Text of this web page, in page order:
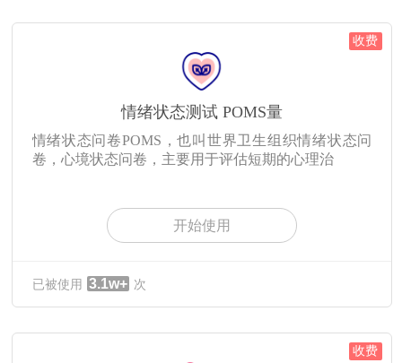
收费
情绪状态测试 POMS量
情绪状态问卷POMS，也叫世界卫生组织情绪状态问
卷，心境状态问卷，主要用于评估短期的心理治
开始使用
已被使用 3.1w+ 次
收费